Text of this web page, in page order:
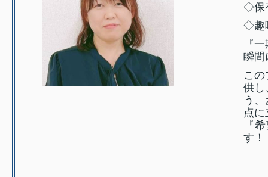
◇保
◇趣
『
瞬間
こ
供し
う
点
『
す！